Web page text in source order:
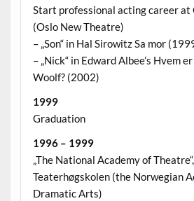
Start professional acting career at
(Oslo New Theatre)
– „Son“ in Hal Sirowitz Sa mor
– „Nick“ in Edward Albee’s Hvem
Woolf? (2002)
1999
Graduation
1996 – 1999
„The National Academy of
Teaterhøgskolen (the Norwegian
Dramatic Arts)